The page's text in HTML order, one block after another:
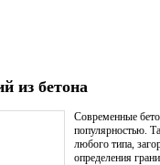
из бетона
Современные
популярностью.
любого типа,
определения